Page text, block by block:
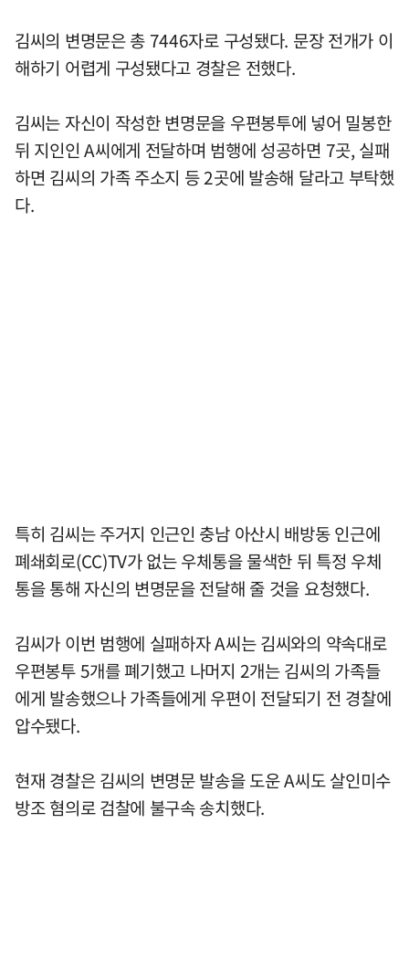
김씨의 변명문은 총 7446자로 구성됐다. 문장 전개가 이
해하기 어렵게 구성됐다고 경찰은 전했다.
김씨는 자신이 작성한 변명문을 우편봉투에 넣어 밀봉한
뒤 지인인 A씨에게 전달하며 범행에 성공하면 7곳, 실패
하면 김씨의 가족 주소지 등 2곳에 발송해 달라고 부탁했
다.
특히 김씨는 주거지 인근인 충남 아산시 배방동 인근에
폐쇄회로(CC)TV가 없는 우체통을 물색한 뒤 특정 우체
통을 통해 자신의 변명문을 전달해 줄 것을 요청했다.
김씨가 이번 범행에 실패하자 A씨는 김씨와의 약속대로
우편봉투 5개를 폐기했고 나머지 2개는 김씨의 가족들
에게 발송했으나 가족들에게 우편이 전달되기 전 경찰에
압수됐다.
현재 경찰은 김씨의 변명문 발송을 도운 A씨도 살인미수
방조 혐의로 검찰에 불구속 송치했다.